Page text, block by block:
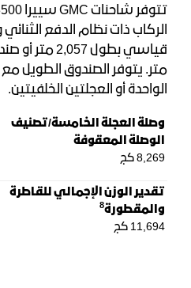
الركاب ذات نظام الدفع
متر. يتوفر الصندوق الطويل مع
الواحدة أو العجلتين الخلفيتين.
وصلة العجلة الخامسة/تصنيف
الوصلة المعقوفة
8,269 كج
تقدير الوزن الإجمالي للقاطرة
والمقطورة8
11,694 كج